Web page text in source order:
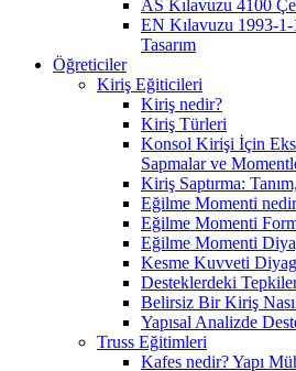
AS Kılavuzu 4100
EN Kılavuzu 1993-
Tasarım
Öğreticiler
Kiriş Eğiticileri
Kiriş nedir?
Kiriş Türleri
Konsol Kirişi İçin
Sapmalar ve
Kiriş Saptırma:
Eğilme Momenti
Eğilme Momenti
Eğilme Momenti
Kesme Kuvveti
Desteklerdeki
Belirsiz Bir Kiriş
Yapısal Analizde
Truss Eğitimleri
Kafes nedir? Yapı